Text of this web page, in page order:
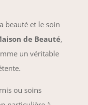
beauté et le soin
de Beauté,
un véritable
ou soins